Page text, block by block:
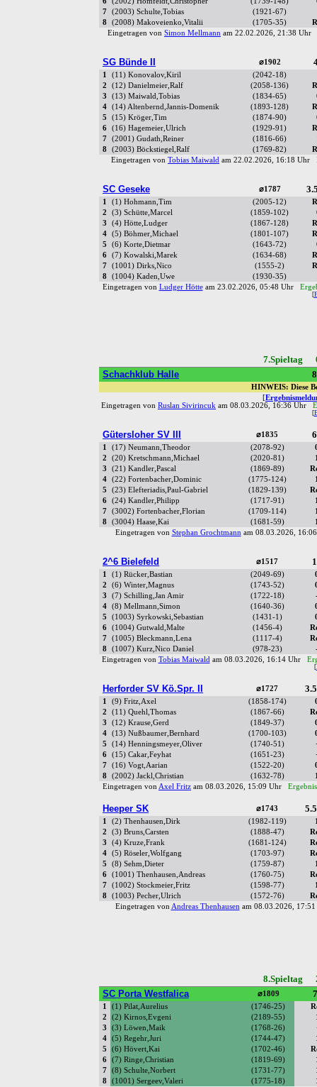
7
(2003) Schulte,Tobias (1921-67)
8
(2008) Makoveienko,Vitalii (1705-35)
Eingetragen von Simon Mellmann am 22.02.2026, 21:38 Uhr
SG Bünde II ⌀1902
1 (11) Konovalov,Kiril (2042-18)
2
(12) Danielmeier,Ralf (2058-136)
3
(13) Maiwald,Tobias (1834-65)
4
(14) Altenbernd,Jannis-Domenik (1893-128)
5
(15) Kröger,Tim (1874-90)
6
(16) Hagemeier,Ulrich (1929-91)
7
(2001) Gudath,Reiner (1816-66)
8
(2003) Böckstiegel,Ralf (1769-82)
Eingetragen von Tobias Maiwald am 22.02.2026, 16:18 Uhr
SC Geseke ⌀1787
1 (1) Hohmann,Tim (2005-12)
2
(3) Schütte,Marcel (1859-102)
3
(4) Hötte,Ludger (1867-128)
4
(5) Böhmer,Michael (1801-107)
5
(6) Korte,Dietmar (1643-72)
6
(7) Kowalski,Marek (1634-68)
7
(1001) Dirks,Nico (1555-2)
8
(1004) Kaden,Uwe (1930-35)
Eingetragen von Ludger Hötteam 23.02.2026, 05:48 Uhr
[
7.Spieltag
Schachklub Halle
HINWEIS: Diese
Eingetragen von Ruslan Sivirincuk am 08.03.2026, 16:36 Uhr
[
Gütersloher SV III ⌀1835
1 (17) Neumann,Theodor (2078-92)
2
(20) Kretschmann,Michael (2020-81)
3
(21) Kandler,Pascal (1869-89)
4
(22) Fortenbacher,Dominic (1775-124)
5
(23) Elefteriadis,Paul-Gabriel (1829-139)
6
(24) Kandler,Philipp (1717-91)
7
(3002) Fortenbacher,Florian (1709-114)
8
(3004) Haase,Kai (1681-59)
Eingetragen von Stephan Grochtmannam 08.03.2026,
2^6 Bielefeld ⌀1517
1 (1) Rücker,Bastian (2049-69)
2
(6) Winter,Magnus (1743-52)
3
(7) Schilling,Jan Amir (1722-18)
4
(8) Mellmann,Simon (1640-36)
5
(1003) Syrkowski,Sebastian (1431-1)
6
(1004) Gutwald,Malte (1456-4)
7
(1005) Bleckmann,Lena (1117-4)
8
(1007) Kurz,Nico Daniel (978-23)
Eingetragen von Tobias Maiwaldam 08.03.2026, 16:14 Uhr
[
Herforder SV Kö.Spr. II ⌀1727
1 (9) Fritz,Axel (1858-174)
2
(11) Quehl,Thomas (1867-66)
3
(12) Krause,Gerd (1849-37)
4
(13) Nußbaumer,Bernhard (1700-103)
5
(14) Henningsmeyer,Oliver (1740-51)
6
(15) Cakar,Feyhat (1651-23)
7
(16) Vogt,Aarian (1522-20)
8
(2002) Jackl,Christian (1632-78)
Eingetragen vonAxel Fritz am 08.03.2026, 15:09 Uhr
Heeper SK ⌀1743
1 (2) Thenhausen,Dirk (1982-119)
2
(3) Bruns,Carsten (1888-47)
3
(4) Kruze,Frank (1681-124)
4
(5) Röseler,Wolfgang (1703-97)
5
(8) Sehm,Dieter (1759-87)
6
(1001) Thenhausen,Andreas (1760-75)
7
(1002) Stockmeier,Fritz (1598-77)
8
(1003) Pecher,Ulrich (1572-76)
Eingetragen vonAndreas Thenhausenam 08.03.2026,
8.Spieltag
SC Porta Westfalica
⌀1809
1 (1) Pilat,Aurelius (1746-25)
2
(2) Kirnos,Evgeni (2189-55)
3
(3) Löwen,Maik (1768-26)
4
(5) Regehr,Juri (1744-47)
5
(6) Hövert,Kai (1702-46)
6
(7) Ringe,Christian (1819-69)
7
(8) Schulte,Norbert (1731-77)
8
(1001) Sergeev,Valeri (1775-18)